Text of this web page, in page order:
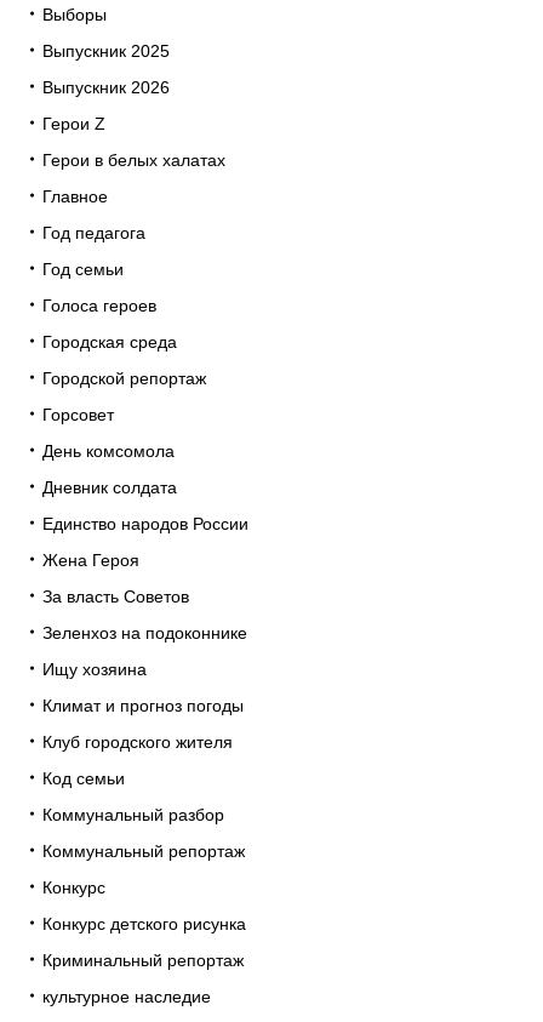
Выборы
Выпускник 2025
Выпускник 2026
Герои Z
Герои в белых халатах
Главное
Год педагога
Год семьи
Голоса героев
Городская среда
Городской репортаж
Горсовет
День комсомола
Дневник солдата
Единство народов России
Жена Героя
За власть Советов
Зеленхоз на подоконнике
Ищу хозяина
Климат и прогноз погоды
Клуб городского жителя
Код семьи
Коммунальный разбор
Коммунальный репортаж
Конкурс
Конкурс детского рисунка
Криминальный репортаж
культурное наследие